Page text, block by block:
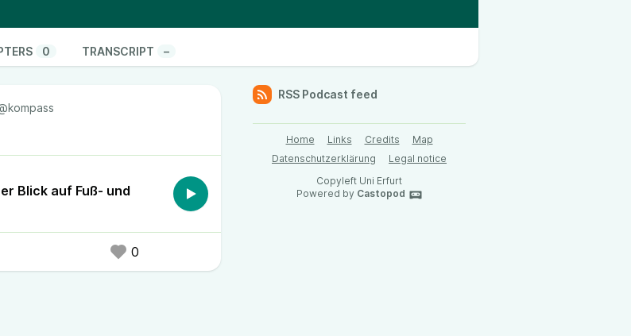
ein StuFu ein. Zusätzlich werfen
FC Rot-Weiß Erfurt und dem
bis hin zu
Wölfen Erfurt, dem HSV Erfurt
0 TRANSCRIPT –
Blick auf Fuß- und
0
RSS Podcast feed
Home Links Credits
Map
Datenschutzerklärung
Legal notice
Copyleft Uni Erfurt
Powered by Castopod